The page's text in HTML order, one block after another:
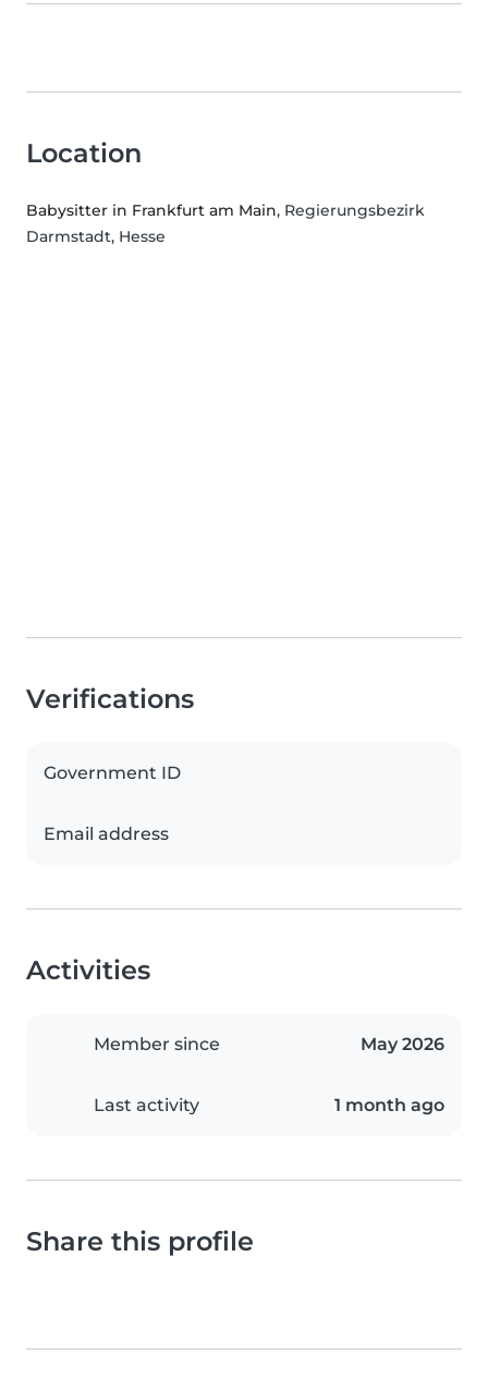
Location
Babysitter in Frankfurt am Main, Regierungsbezirk
Darmstadt, Hesse
Verifications
Government ID
Email address
Activities
Member since May 2026
Last activity 1 month ago
Share this profile